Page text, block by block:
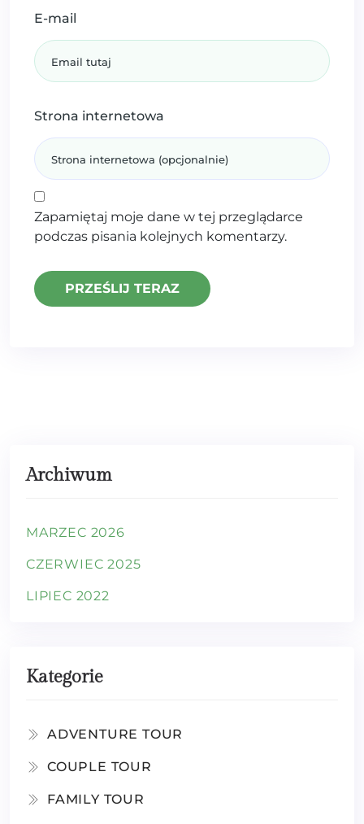
E-mail
Strona internetowa
Zapamiętaj moje dane w tej przeglądarce
podczas pisania kolejnych komentarzy.
Archiwum
MARZEC 2026
CZERWIEC 2025
LIPIEC 2022
Kategorie
ADVENTURE TOUR
COUPLE TOUR
FAMILY TOUR